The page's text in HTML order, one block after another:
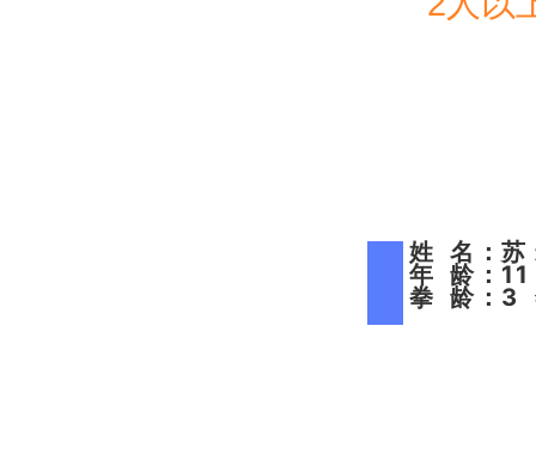
姓 名：
年 龄：
拳 龄：3